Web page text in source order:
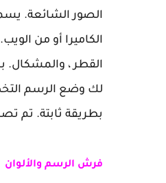
الصور الشائعة.
لك وضع الرسم
بطريقة ثابتة. تم
فرش الرسم والألوان